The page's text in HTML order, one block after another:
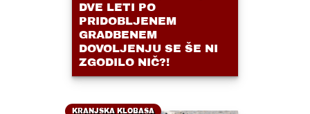
DVE LETI PO
PRIDOBLJENEM
GRADBENEM
DOVOLJENJU SE ŠE NI
ZGODILO NIČ?!
KRANJSKA KLOBASA